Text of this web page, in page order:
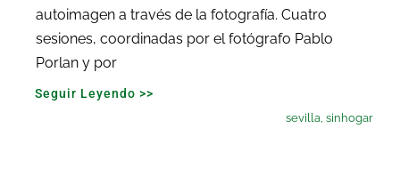
autoimagen a través de la fotografía. Cuatro
sesiones, coordinadas por el fotógrafo Pablo
Porlan y por
Seguir Leyendo >>
sevilla,sinhogar